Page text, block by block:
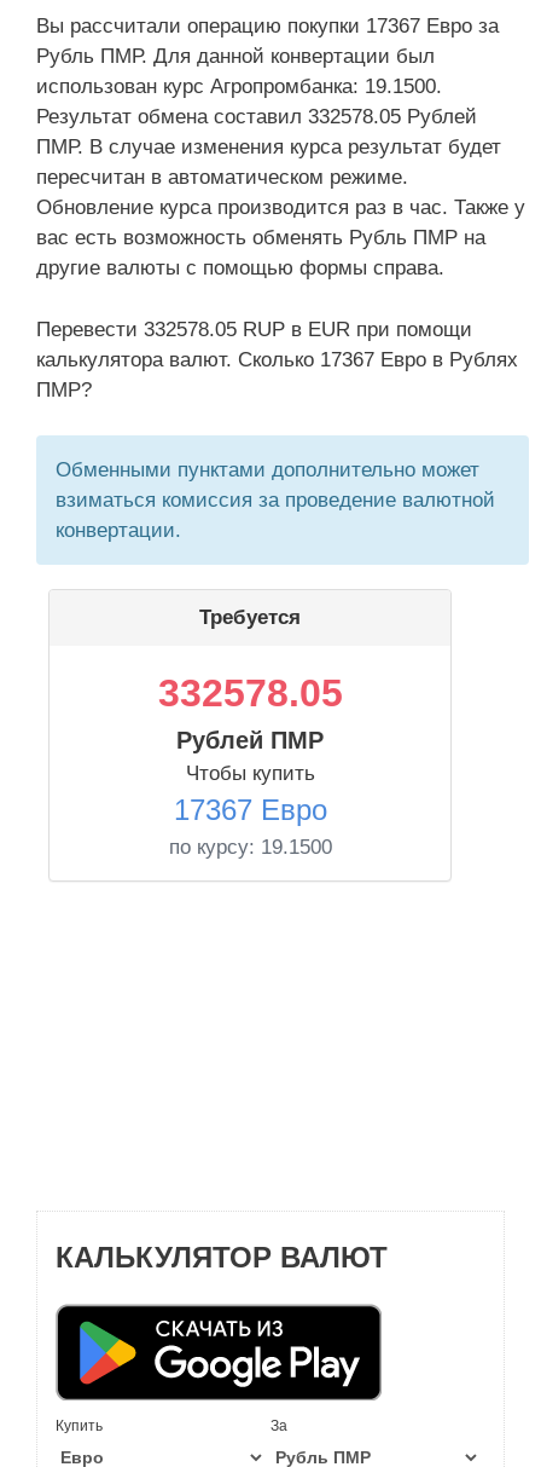
Вы рассчитали операцию покупки 17367 Евро за
Рубль ПМР. Для данной конвертации был
использован курс Агропромбанка: 19.1500.
Результат обмена составил 332578.05 Рублей
ПМР. В случае изменения курса результат будет
пересчитан в автоматическом режиме.
Обновление курса производится раз в час. Также у
вас есть возможность обменять Рубль ПМР на
другие валюты с помощью формы справа.
Перевести 332578.05 RUP в EUR при помощи
калькулятора валют. Сколько 17367 Евро в Рублях
ПМР?
Обменными пунктами дополнительно может
взиматься комиссия за проведение валютной
конвертации.
Требуется
332578.05
Рублей ПМР
Чтобы купить
17367 Евро
по курсу: 19.1500
КАЛЬКУЛЯТОР ВАЛЮТ
Купить За